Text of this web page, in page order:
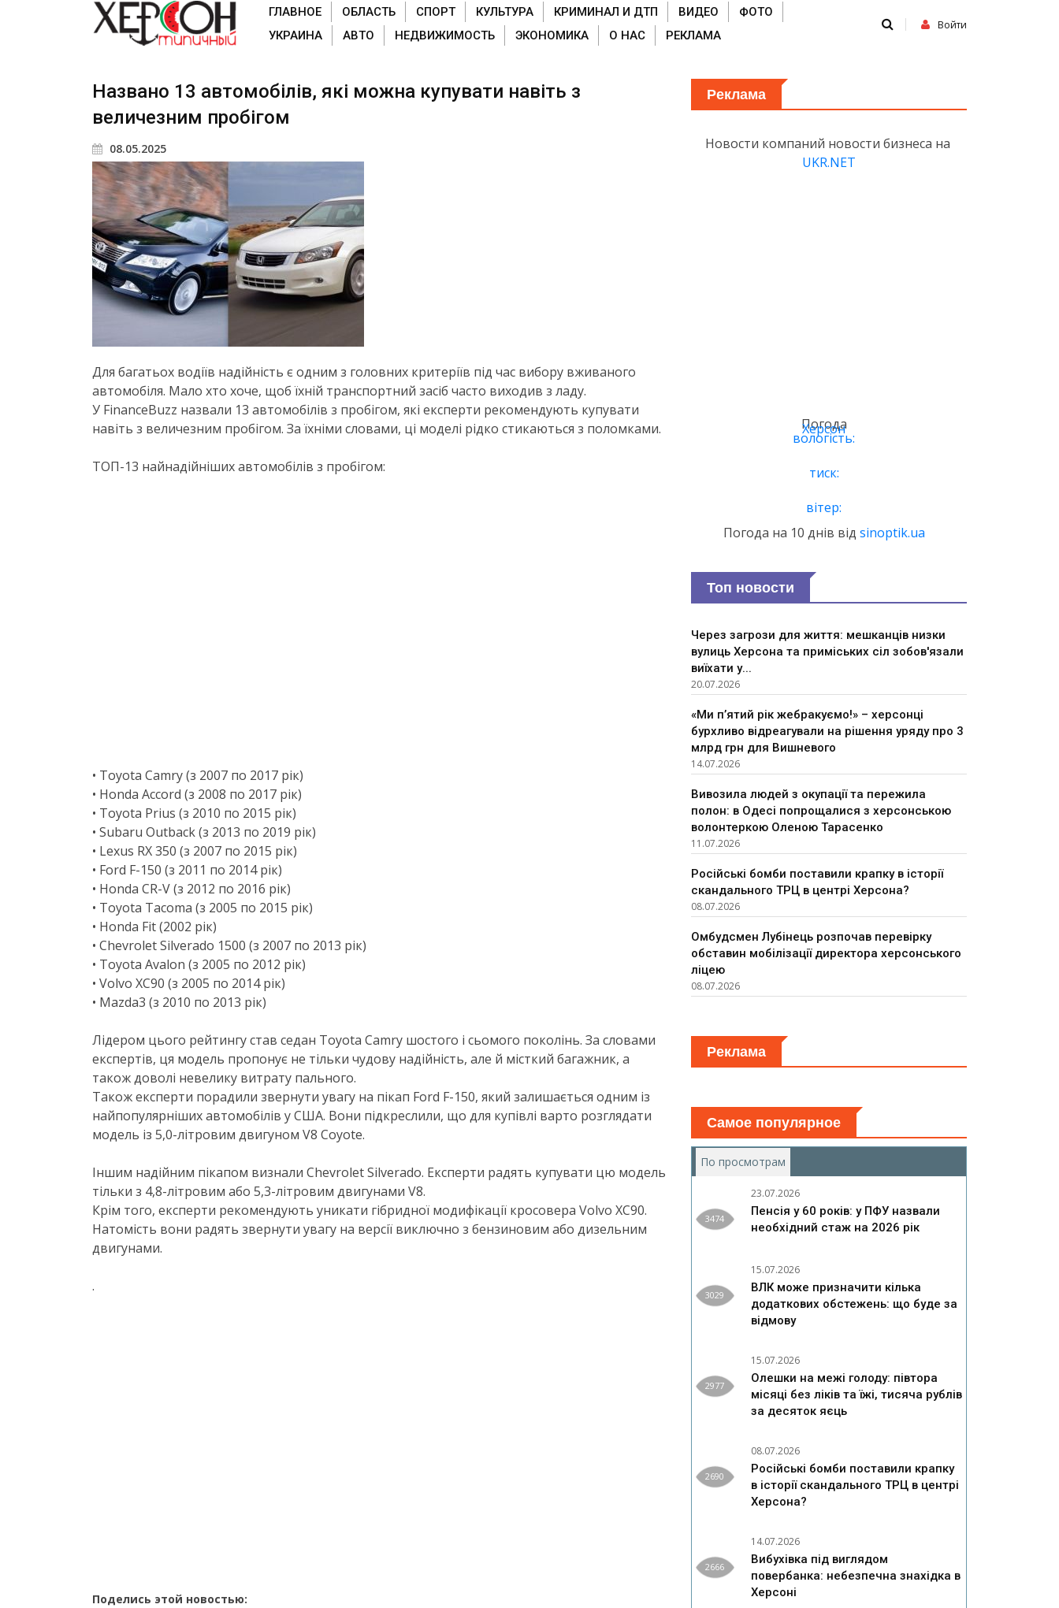
ГЛАВНОЕ ОБЛАСТЬ СПОРТ КУЛЬТУРА КРИМИНАЛ И ДТП ВИДЕО
ФОТО
УКРАИНА
АВТО НЕДВИЖИМОСТЬ ЭКОНОМИКА О НАС РЕКЛАМА
Войти
Названо 13 автомобілів, які можна купувати навіть з
величезним пробігом
08.05.2025
Для багатьох водіїв надійність є одним з головних критеріїв під час вибору вживаного
автомобіля. Мало хто хоче, щоб їхній транспортний засіб часто виходив з ладу.
У FinanceBuzz назвали 13 автомобілів з пробігом, які експерти рекомендують купувати
навіть з величезним пробігом. За їхніми словами, ці моделі рідко стикаються з поломками.
ТОП-13 найнадійніших автомобілів з пробігом:
• Toyota Camry (з 2007 по 2017 рік)
• Honda Accord (з 2008 по 2017 рік)
• Toyota Prius (з 2010 по 2015 рік)
• Subaru Outback (з 2013 по 2019 рік)
• Lexus RX 350 (з 2007 по 2015 рік)
• Ford F-150 (з 2011 по 2014 рік)
• Honda CR-V (з 2012 по 2016 рік)
• Toyota Tacoma (з 2005 по 2015 рік)
• Honda Fit (2002 рік)
• Chevrolet Silverado 1500 (з 2007 по 2013 рік)
• Toyota Avalon (з 2005 по 2012 рік)
• Volvo XC90 (з 2005 по 2014 рік)
• Mazda3 (з 2010 по 2013 рік)
Лідером цього рейтингу став седан Toyota Camry шостого і сьомого поколінь. За словами
експертів, ця модель пропонує не тільки чудову надійність, але й місткий багажник, а
також доволі невелику витрату пального.
Також експерти порадили звернути увагу на пікап Ford F-150, який залишається одним із
найпопулярніших автомобілів у США. Вони підкреслили, що для купівлі варто розглядати
модель із 5,0-літровим двигуном V8 Coyote.
Іншим надійним пікапом визнали Chevrolet Silverado. Експерти радять купувати цю модель
тільки з 4,8-літровим або 5,3-літровим двигунами V8.
Крім того, експерти рекомендують уникати гібридної модифікації кросовера Volvo XC90.
Натомість вони радять звернути увагу на версії виключно з бензиновим або дизельним
двигунами.
.
Поделись этой новостью:
Реклама
Новости компаний новости бизнеса на
UKR.NET
Погода
Херсон
вологість:
тиск:
вітер:
Погода на 10 днів від sinoptik.ua
Топ новости
Через загрози для життя: мешканців низки
вулиць Херсона та приміських сіл зобов'язали
виїхати у...
20.07.2026
«Ми п’ятий рік жебракуємо!» – херсонці
бурхливо відреагували на рішення уряду про 3
млрд грн для Вишневого
14.07.2026
Вивозила людей з окупації та пережила
полон: в Одесі попрощалися з херсонською
волонтеркою Оленою Тарасенко
11.07.2026
Російські бомби поставили крапку в історії
скандального ТРЦ в центрі Херсона?
08.07.2026
Омбудсмен Лубінець розпочав перевірку
обставин мобілізації директора херсонського
ліцею
08.07.2026
Реклама
Самое популярное
По просмотрам
3474
23.07.2026
Пенсія у 60 років: у ПФУ назвали
необхідний стаж на 2026 рік
3029
15.07.2026
ВЛК може призначити кілька
додаткових обстежень: що буде за
відмову
2977
15.07.2026
Олешки на межі голоду: півтора
місяці без ліків та їжі, тисяча рублів
за десяток яєць
2690
08.07.2026
Російські бомби поставили крапку
в історії скандального ТРЦ в центрі
Херсона?
2666
14.07.2026
Вибухівка під виглядом
повербанка: небезпечна знахідка в
Херсоні